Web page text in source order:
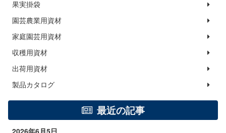
果実掛袋
園芸農業用資材
家庭園芸用資材
収穫用資材
出荷用資材
製品カタログ
最近の記事